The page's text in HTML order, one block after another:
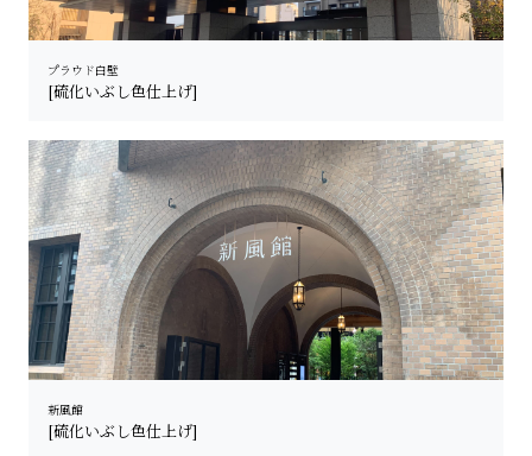
プラウド白壁
[硫化いぶし色仕上げ]
新風館
[硫化いぶし色仕上げ]